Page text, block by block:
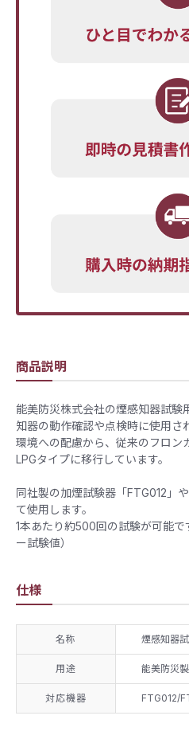
商品説明
能美防災株式会社の煙感知器試験
知器の動作確認や点検時に使用さ
環境への配慮から、従来のフロン
LPGタイプに移行しています。
同社製の加煙試験器「FTG012」
て使用します。
1本あたり約500回の試験が可能
ー試験値）
仕様
名称 煙感知器
用途 能美防災
対応機器 FTG012/